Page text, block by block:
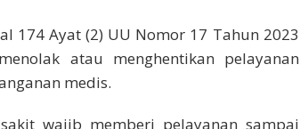
174 Ayat (2) UU Nomor 17 Tahun 2023
atau menghentikan pelayanan
medis.
wajib memberi pelayanan sampai